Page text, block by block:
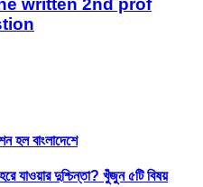
written 2nd prof
হল বাংলাদেশে
যাওয়ার দুশ্চিন্তা? খুঁজুন ৫টি বিষয়